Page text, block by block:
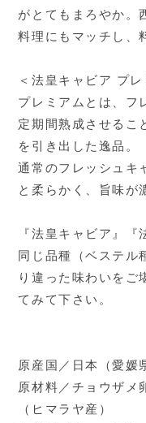
がとてもまろやか。
料理にもマッチし、
＜法皇キャビア プレ
プレミアムとは、フ
定期間熟成させるこ
を引き出した逸品。
通常のフレッシュキ
と柔らかく、旨味が
『法皇キャビア』
同じ品種（ベステル
り違った味わいをご
てみて下さい。
原産国／日本（愛媛
原材料／チョウザメ
（ヒマラヤ産）